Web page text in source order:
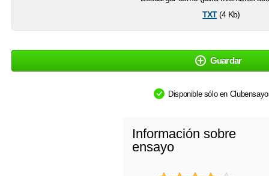
txt(4 Kb)
Guardar
Disponible sólo en
Información sobre
ensayo